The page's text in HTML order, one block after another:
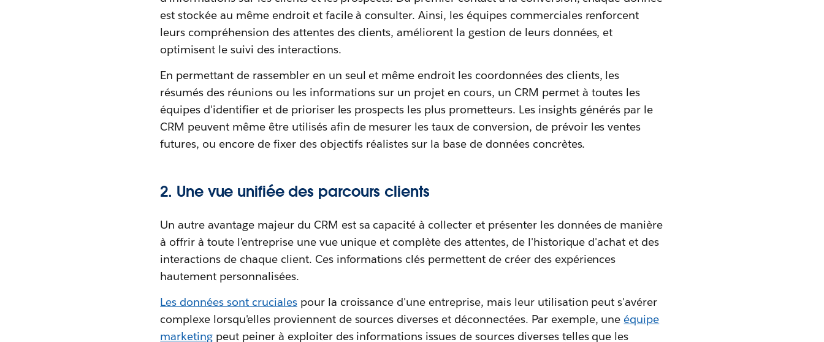
est stockée au même endroit et facile à consulter. Ainsi, les équipes commerciales renforcent
leurs compréhension des attentes des clients, améliorent la gestion de leurs données, et
optimisent le suivi des interactions.
En permettant de rassembler en un seul et même endroit les coordonnées des clients, les
résumés des réunions ou les informations sur un projet en cours, un CRM permet à toutes les
équipes d'identifier et de prioriser les prospects les plus prometteurs. Les insights générés par le
CRM peuvent même être utilisés afin de mesurer les taux de conversion, de prévoir les ventes
futures, ou encore de fixer des objectifs réalistes sur la base de données concrètes.
2. Une vue unifiée des parcours clients
Un autre avantage majeur du CRM est sa capacité à collecter et présenter les données de manière
à offrir à toute l'entreprise une vue unique et complète des attentes, de l'historique d'achat et des
interactions de chaque client. Ces informations clés permettent de créer des expériences
hautement personnalisées.
Les données sont crucialespour la croissance d'une entreprise, mais leur utilisation peut s'avérer
complexe lorsqu'elles proviennent de sources diverses et déconnectées. Par exemple, une équipe
marketing peut peiner à exploiter des informations issues de sources diverses telles que les